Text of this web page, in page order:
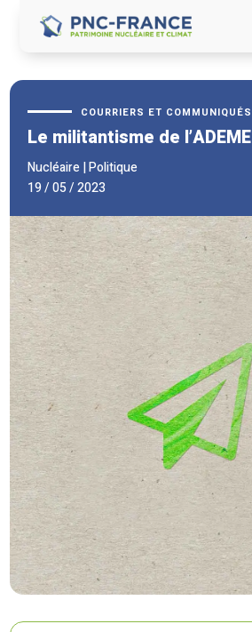
COURRIERS ET COMMUNIQUÉS
Le militantisme de l’ADEME
Nucléaire|Politique
19 / 05 / 2023